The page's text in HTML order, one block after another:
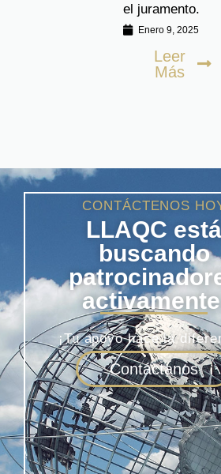
el juramento.
Enero 9, 2025
Leer
Más
CONTÁCTENOS
LLAQC está
buscando
¡Tu apoyo hace la
Contáctanos